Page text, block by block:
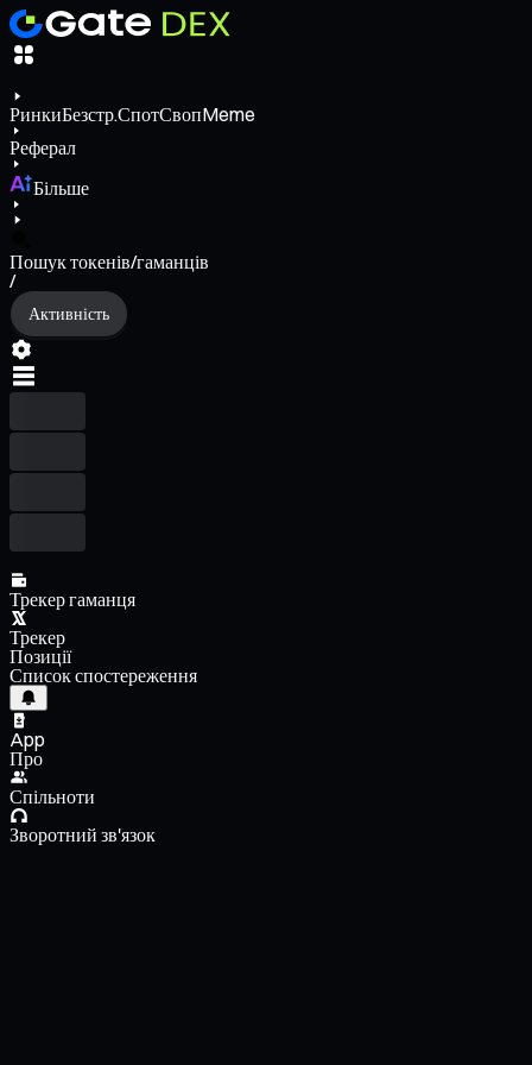
РинкиБезстр.СпотСвопMeme
Реферал
Більше
Пошук токенів/гаманців
/
Активність
Трекер гаманця
Трекер
Позиції
Список спостереження
App
Про
Спільноти
Зворотний зв'язок